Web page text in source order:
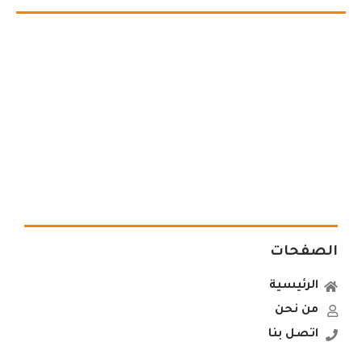
الصفحات
الرئيسية
من نحن
اتصل بنا